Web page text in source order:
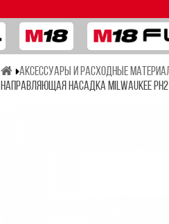
АКСЕССУАРЫ И РАСХОДНЫЕ
НАПРАВЛЯЮЩАЯ НАСАДКА MILWAUKEE